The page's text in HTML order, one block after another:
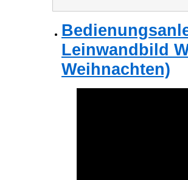
Leinwandbild
Weihnachten)